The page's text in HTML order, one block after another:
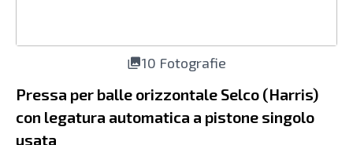
10 Fotografie
Pressa per balle orizzontale Selco (Harris)
con legatura automatica a pistone singolo
usata